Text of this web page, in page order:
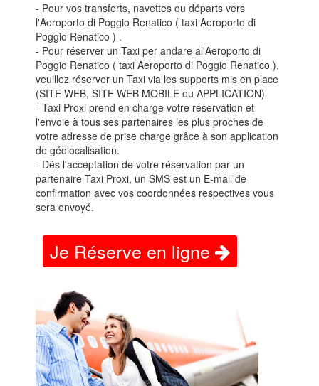
- Pour vos transferts, navettes ou départs vers
l'Aeroporto di Poggio Renatico ( taxi Aeroporto di
Poggio Renatico ) .
- Pour réserver un Taxi per andare al'Aeroporto di
Poggio Renatico ( taxi Aeroporto di Poggio Renatico ),
veuillez réserver un Taxi via les supports mis en place
(SITE WEB, SITE WEB MOBILE ou APPLICATION)
- Taxi Proxi prend en charge votre réservation et
l'envoie à tous ses partenaires les plus proches de
votre adresse de prise charge grâce à son application
de géolocalisation.
- Dés l'acceptation de votre réservation par un
partenaire Taxi Proxi, un SMS est un E-mail de
confirmation avec vos coordonnées respectives vous
sera envoyé.
Je Réserve en ligne